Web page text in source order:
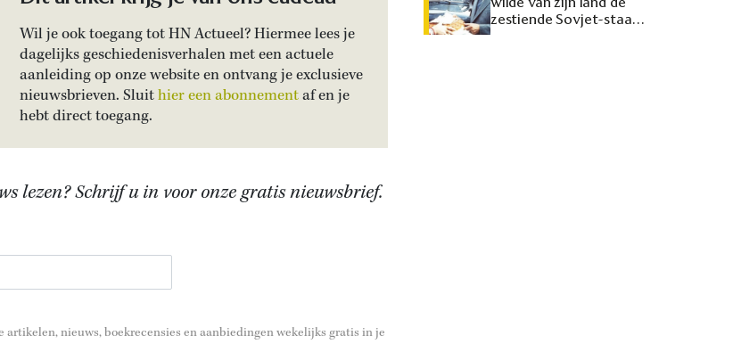
Wil je ook toegang tot HN Actueel? Hiermee lees je
dagelijks geschiedenisverhalen met een actuele
aanleiding op onze website en ontvang je exclusieve
nieuwsbrieven. Sluithier een abonnementaf en je
hebt direct toegang.
lezen? Schrijf u in voor onze gratis nieuwsbrief.
artikelen, nieuws, boekrecensies en aanbiedingen wekelijks gratis in je
zestiende Sovjet-staat
maken